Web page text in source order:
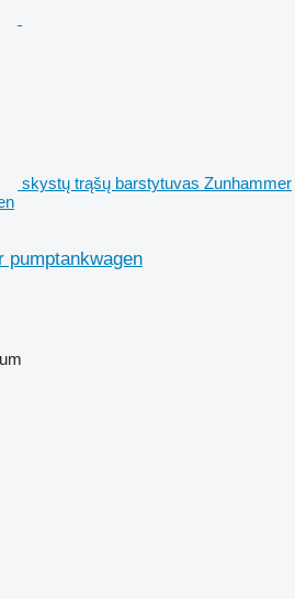
skystų trąšų barstytuvas Zunhammer
pumptankwagen